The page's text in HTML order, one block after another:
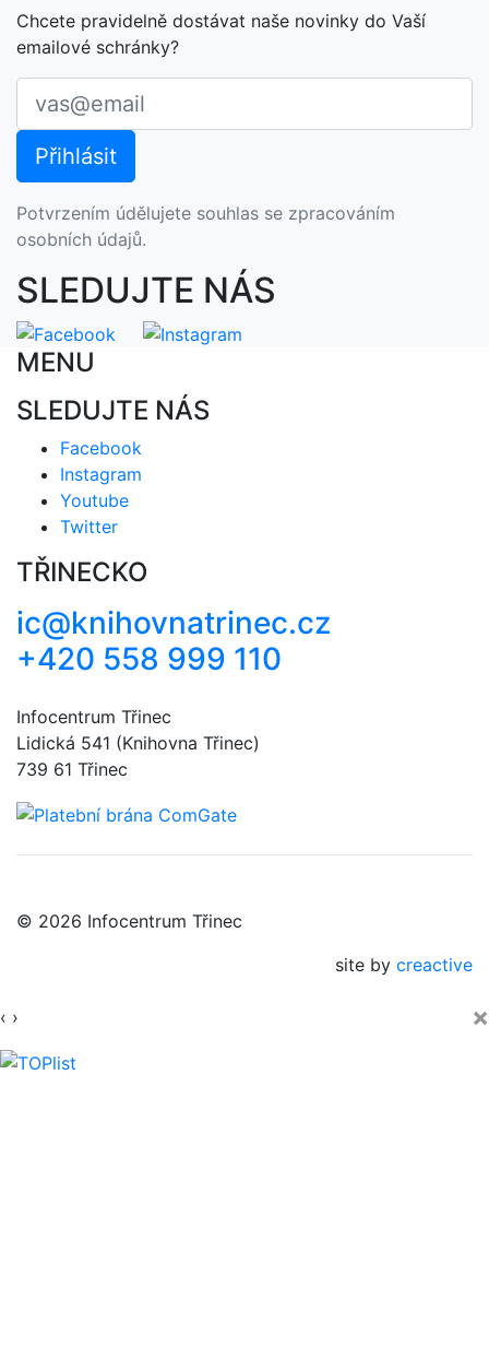
Chcete pravidelně dostávat naše novinky do Vaší
emailové schránky?
Potvrzením údělujete souhlas se zpracováním
osobních údajů.
SLEDUJTE NÁS
MENU
SLEDUJTE NÁS
Facebook
Instagram
Youtube
Twitter
TŘINECKO
ic@knihovnatrinec.cz
+420 558 999 110
Infocentrum Třinec
Lidická 541 (Knihovna Třinec)
739 61 Třinec
© 2026 Infocentrum Třinec
site by creactive
‹ › ×